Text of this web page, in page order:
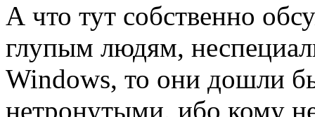
А что тут собственно
глупым людям,
Windows, то они дошли
нетронутыми, ибо кому